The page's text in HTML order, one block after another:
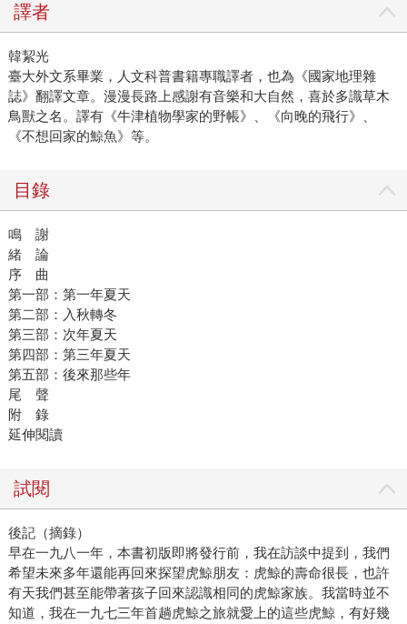
譯者
韓絜光
臺大外文系畢業，人文科普書籍專職譯者，也為《國家地理雜
誌》翻譯文章。漫漫長路上感謝有音樂和大自然，喜於多識草木
鳥獸之名。譯有《牛津植物學家的野帳》、《向晚的飛行》、
《不想回家的鯨魚》等。
目錄
鳴 謝
緒 論
序 曲
第一部：第一年夏天
第二部：入秋轉冬
第三部：次年夏天
第四部：第三年夏天
第五部：後來那些年
尾 聲
附 錄
延伸閱讀
試閱
後記（摘錄）
早在一九八一年，本書初版即將發行前，我在訪談中提到，我們
希望未來多年還能再回來探望虎鯨朋友：虎鯨的壽命很長，也許
有天我們甚至能帶著孩子回來認識相同的虎鯨家族。我當時並不
知道，我在一九七三年首趟虎鯨之旅就愛上的這些虎鯨，有好幾